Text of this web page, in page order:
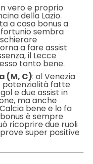
vero e proprio
della Lazio.
a casa bonus a
sembra
a fare assist
il Lecce
tanto bene.
(M, C): al Venezia
fatte
e due assist in
ma anche
bene e lo fa
è sempre
ricoprire due ruoli
super positive